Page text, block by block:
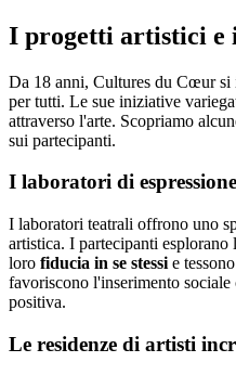
I progetti artistici e
Da 18 anni, Cultures du Cœur si
per tutti. Le sue iniziative
attraverso l'arte. Scopriamo
sui partecipanti.
I laboratori di
I laboratori teatrali offrono uno
artistica. I partecipanti esplorano
loro fiducia in se stessi e
favoriscono l'inserimento
positiva.
Le residenze di artisti